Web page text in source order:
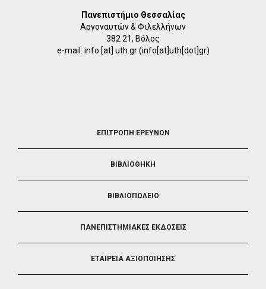
Πανεπιστήμιο Θεσσαλίας
Αργοναυτών & Φιλελλήνων
382 21, Βόλος
e-mail: info [at] uth.gr(info[at]uth[dot]gr)
ΕΠΙΤΡΟΠΗ ΕΡΕΥΝΩΝ
ΒΙΒΛΙΟΘΗΚΗ
ΒΙΒΛΙΟΠΩΛΕΙΟ
ΠΑΝΕΠΙΣΤΗΜΙΑΚΕΣ ΕΚΔΟΣΕΙΣ
ΕΤΑΙΡΕΙΑ ΑΞΙΟΠΟΙΗΣΗΣ